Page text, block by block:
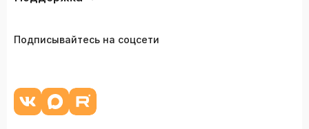
Подписывайтесь на соцсети